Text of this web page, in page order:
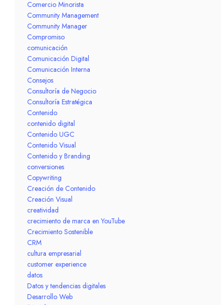
Comercio Minorista
Community Management
Community Manager
Compromiso
comunicación
Comunicación Digital
Comunicación Interna
Consejos
Consultoría de Negocio
Consultoría Estratégica
Contenido
contenido digital
Contenido UGC
Contenido Visual
Contenido y Branding
conversiones
Copywriting
Creación de Contenido
Creación Visual
creatividad
crecimiento de marca en YouTube
Crecimiento Sostenible
CRM
cultura empresarial
customer experience
datos
Datos y tendencias digitales
Desarrollo Web